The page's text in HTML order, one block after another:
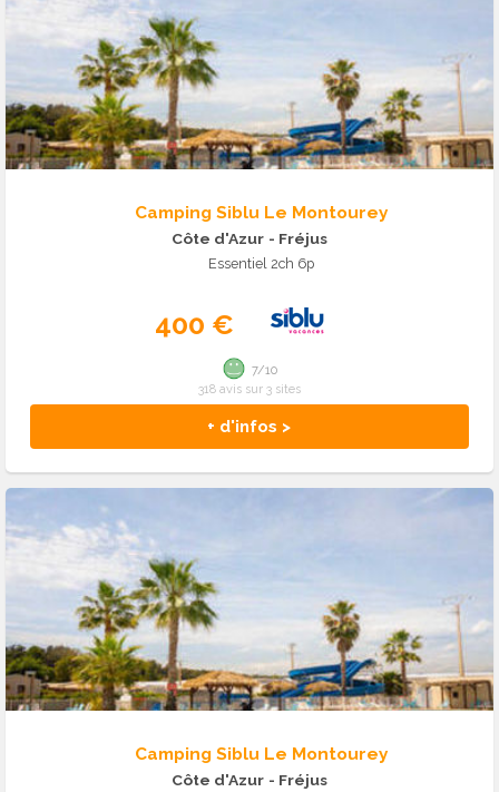
Camping Siblu Le Montourey
Côte d'Azur - Fréjus
Essentiel 2ch 6p
400 €
+ d'infos >
7/10
318 avis sur 3 sites
Camping Siblu Le Montourey
Côte d'Azur - Fréjus